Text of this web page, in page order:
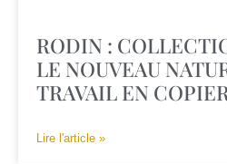
RODIN :
LE NOUVEAU
TRAVAIL EN
Lire l'article »